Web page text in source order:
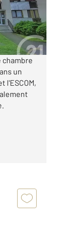
chambre
un
l'ESCOM,